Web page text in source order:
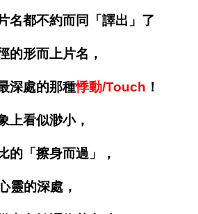
名都不約而同「譯出」了
的形而上片名，
深處的那種悸動/Touch ！
上看似渺小，
的「擦身而過」，
靈的深處，